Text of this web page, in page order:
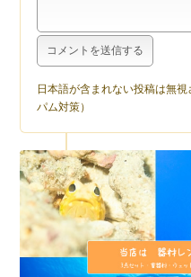
日本語が含まれない投稿は無
パム対策）